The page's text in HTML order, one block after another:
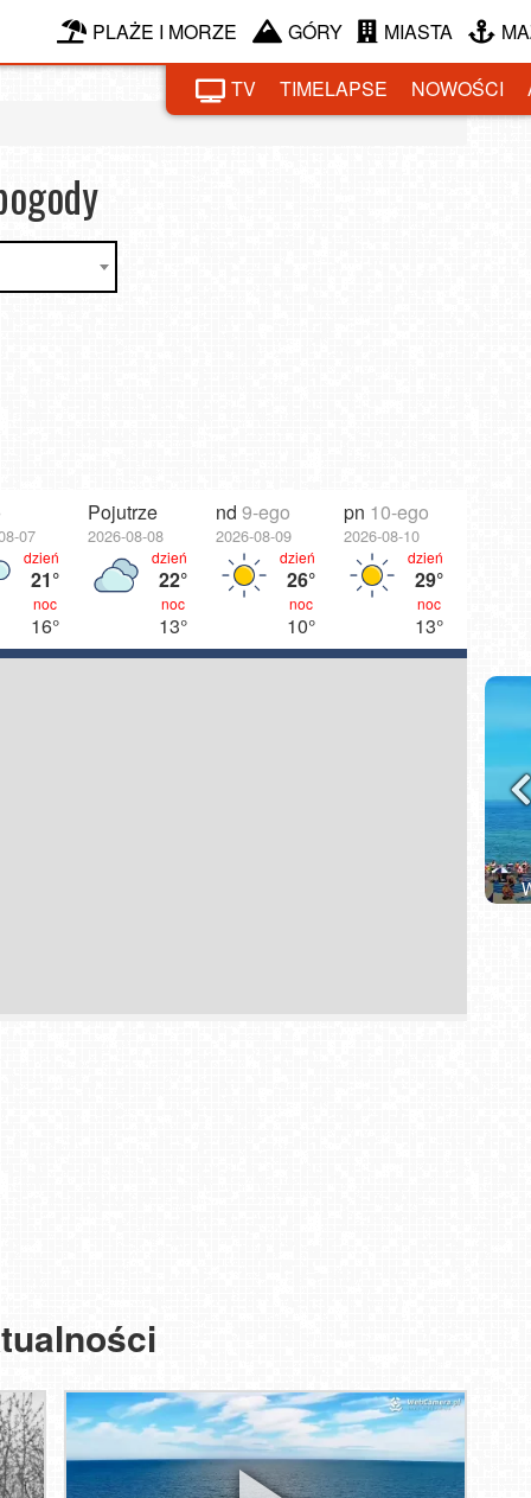
PLAŻE I MORZE GÓRY MIASTA
TV TIMELAPSE NOWOŚCI
07
dzień
21°
noc
16°
Pojutrze
2026-08-08
dzień
22°
noc
13°
nd 9-ego
2026-08-09
dzień
26°
noc
10°
pn 10-ego
2026-08-10
dzień
29°
noc
13°